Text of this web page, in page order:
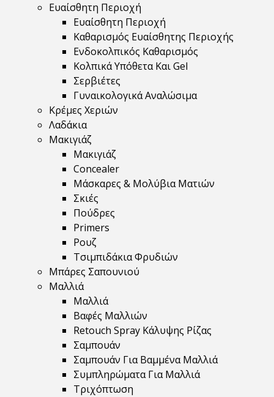
Ευαίσθητη Περιοχή
Ευαίσθητη Περιοχή
Καθαρισμός Ευαίσθητης Περιοχής
Ενδοκολπικός Καθαρισμός
Κολπικά Υπόθετα Και Gel
Σερβιέτες
Γυναικολογικά Αναλώσιμα
Κρέμες Χεριών
Λαδάκια
Μακιγιάζ
Μακιγιάζ
Concealer
Μάσκαρες & Μολύβια Ματιών
Σκιές
Πούδρες
Primers
Ρουζ
Τσιμπιδάκια Φρυδιών
Μπάρες Σαπουνιού
Μαλλιά
Μαλλιά
Βαφές Μαλλιών
Retouch Spray Κάλυψης Ρίζας
Σαμπουάν
Σαμπουάν Για Βαμμένα Μαλλιά
Συμπληρώματα Για Μαλλιά
Τριχόπτωση